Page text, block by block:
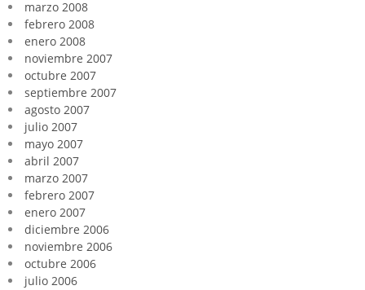
marzo 2008
febrero 2008
enero 2008
noviembre 2007
octubre 2007
septiembre 2007
agosto 2007
julio 2007
mayo 2007
abril 2007
marzo 2007
febrero 2007
enero 2007
diciembre 2006
noviembre 2006
octubre 2006
julio 2006